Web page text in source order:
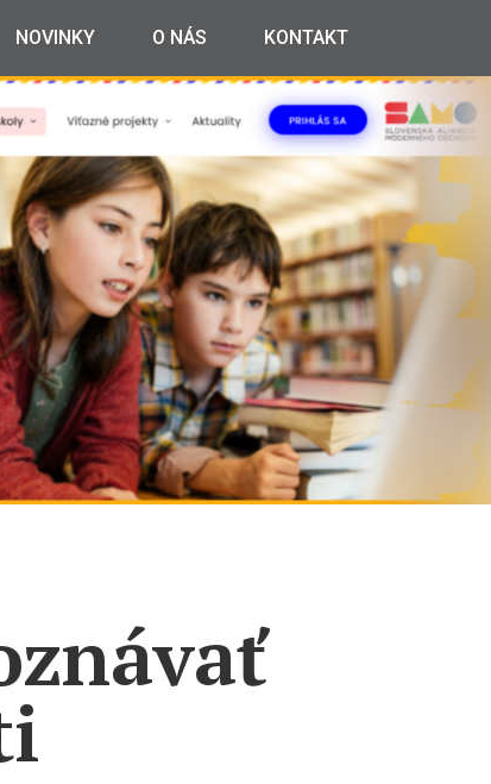
NOVINKY O NÁS KONTAKT